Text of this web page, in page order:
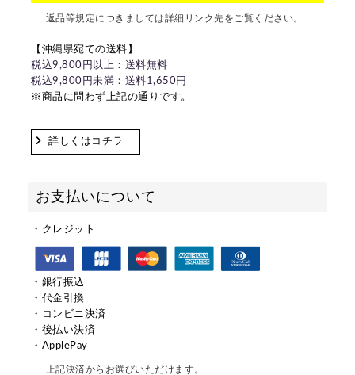
返品等規定につきましては詳細リンク先をご覧ください。
【沖縄県宛ての送料】
税込9,800円以上：送料無料
税込9,800円未満：送料1,650円
※商品に問わず上記の通りです。
詳しくはコチラ
お支払いについて
・クレジット
・銀行振込
・代金引換
・コンビニ決済
・後払い決済
・ApplePay
上記決済からお選びいただけます。